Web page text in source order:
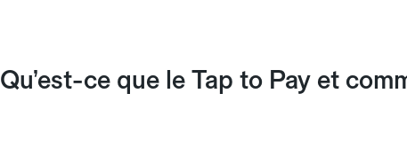
Qu’est-ce que le Tap to Pay et